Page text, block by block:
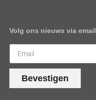
Volg ons nieuws via email
Bevestigen